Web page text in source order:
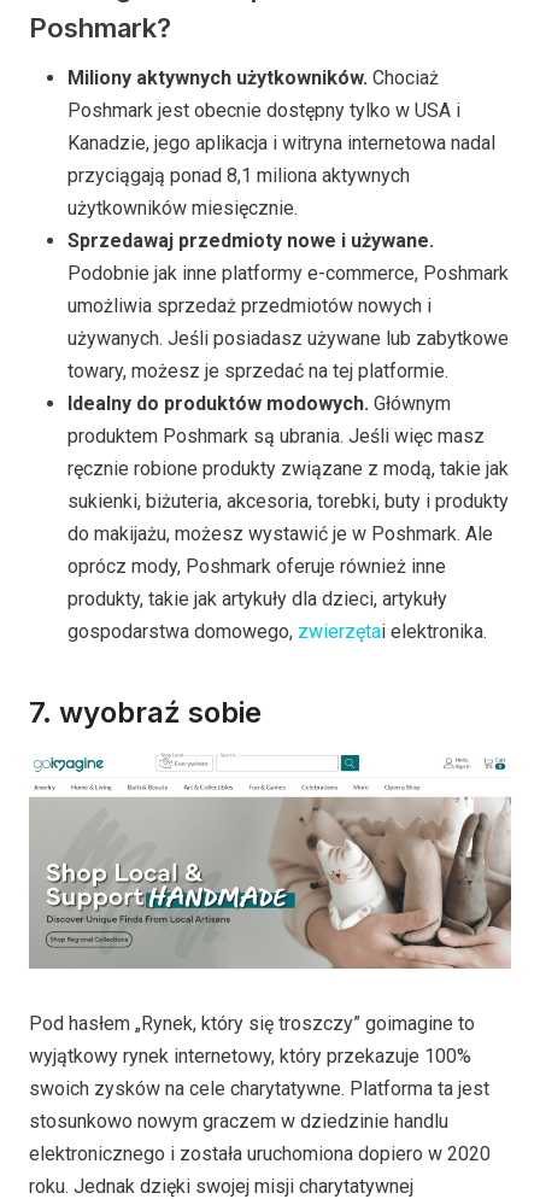
Poshmark?
Miliony aktywnych użytkowników. Chociaż
Poshmark jest obecnie dostępny tylko w USA i
Kanadzie, jego aplikacja i witryna internetowa nadal
przyciągają ponad 8,1 miliona aktywnych
użytkowników miesięcznie.
Sprzedawaj przedmioty nowe i używane.
Podobnie jak inne platformy e-commerce, Poshmark
umożliwia sprzedaż przedmiotów nowych i
używanych. Jeśli posiadasz używane lub zabytkowe
towary, możesz je sprzedać na tej platformie.
Idealny do produktów modowych. Głównym
produktem Poshmark są ubrania. Jeśli więc masz
ręcznie robione produkty związane z modą, takie jak
sukienki, biżuteria, akcesoria, torebki, buty i produkty
do makijażu, możesz wystawić je w Poshmark. Ale
oprócz mody, Poshmark oferuje również inne
produkty, takie jak artykuły dla dzieci, artykuły
gospodarstwa domowego, zwierzętai elektronika.
7. wyobraź sobie
Pod hasłem „Rynek, który się troszczy” goimagine to
wyjątkowy rynek internetowy, który przekazuje 100%
swoich zysków na cele charytatywne. Platforma ta jest
stosunkowo nowym graczem w dziedzinie handlu
elektronicznego i została uruchomiona dopiero w 2020
roku. Jednak dzięki swojej misji charytatywnej